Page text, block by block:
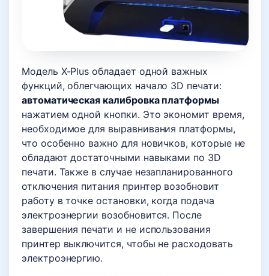
Модель X-Plus обладает одной важных
функций, облегчающих начало 3D печати:
автоматическая калибровка платформы
нажатием одной кнопки. Это экономит время,
необходимое для выравнивания платформы,
что особенно важно для новичков, которые не
обладают достаточными навыками по 3D
печати. Также в случае незапланированного
отключения питания принтер возобновит
работу в точке остановки, когда подача
электроэнергии возобновится. После
завершения печати и не использования
принтер выключится, чтобы не расходовать
электроэнергию.